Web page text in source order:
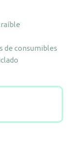
de consumibles